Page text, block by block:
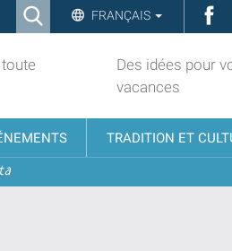
Ricerca
Search…
FRANÇAIS
Des idées pour
vacances
TRADITION ET